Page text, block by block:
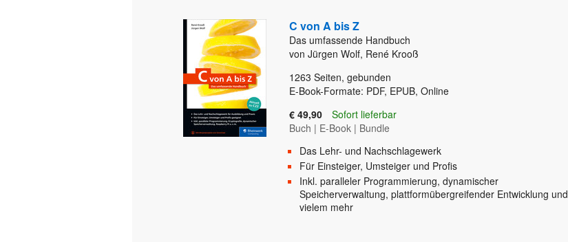
C von A bis Z
Das umfassende Handbuch
von Jürgen Wolf, René Krooß
1263 Seiten, gebunden
E-Book-Formate: PDF, EPUB, Online
€ 49,90
Sofort lieferbar
Buch | E-Book | Bundle
Das Lehr- und Nachschlagewerk
Für Einsteiger, Umsteiger und Profis
Inkl. paralleler Programmierung, dynamischer
Speicherverwaltung, plattformübergreifender Entwicklung und
vielem mehr